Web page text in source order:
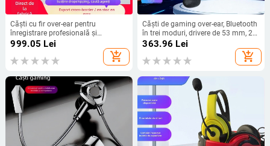
Căști cu fir over-ear pentru
înregistrare profesională și
monitorizare, închise, 15-28000 Hz,
38 Ω, difuzoare 45 mm, conector 3,5
mm
999.05 Lei
add_shopping_cart
Căști de gaming over-ear, Bluetooth
în trei moduri, drivere de 53 mm, 20
Hz–20 kHz, 32 Ω, 116 dB
363.96 Lei
add_shopping_cart